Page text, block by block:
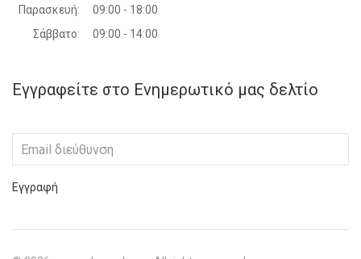
Παρασκευή:
09:00 - 18:00
Σάββατο:
09:00 - 14:00
Εγγραφείτε στο Ενημερωτικό μας δελτίο
Εγγραφή